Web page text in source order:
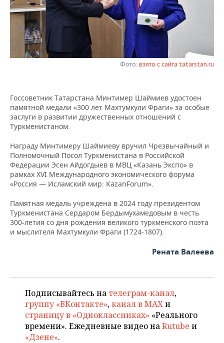
НЕФТЕХИМИЯ
НЕФТЬ
ОПК
РОЗНИЧНАЯ ТОРГОВЛЯ
ТРАНСПОРТ
НОВОСТИ ТЕХНОЛОГИЙ
МЕРОПРИЯТИЯ
НОВОСТИ МЕРОПРИЯТИЙ
ONLINE-КОНФЕРЕНЦИИ
ОТКРЫТАЯ ЛЕКЦИЯ
СПОРТ
ХОККЕЙ
БАСКЕТБОЛ
ВОЛЕЙБОЛ
КИБЕРСПОРТ
ФИГУРНОЕ КАТАНИЕ
ВОДНЫЕ ВИДЫ СПОРТА
ВЛАСТЬ
ИНФРАСТРУКТУРА
ИСТОРИЯ
КУЛЬТУРА
МЕДИЦИНА
ОБРАЗОВАНИЕ
СЮЖЕТЫ
СПИСОК ПЕРСОН
СПИСОК КОМПАНИЙ
ПОЛНАЯ ВЕРСИЯ
Фото: взято с сайта tatarstan.ru
Госсоветник Татарстана Минтимер Шаймиев удостоен
памятной медали «300 лет Махтумкули Фраги» за особые
заслуги в развитии дружественных отношений с
Туркменистаном.
Награду Минтимеру Шаймиеву вручил Чрезвычайный и
Полномочный Посол Туркменистана в Российской
Федерации Эсен Айдогдыев в МВЦ «Казань Экспо» в
рамках XVI Международного экономического форума
«Россия — Исламский мир: KazanForum».
Памятная медаль учреждена в 2024 году президентом
Туркменистана Сердаром Бердымухамедовым в честь
300-летия со дня рождения великого туркменского поэта
и мыслителя Махтумкули Фраги (1724-1807).
Рената Валеева
Подписывайтесь на телеграм-канал,
группу «ВКонтакте»,канал в MAXи
страницу в «Одноклассниках» «Реального
времени». Ежедневные видео наRutube и
«Дзене».